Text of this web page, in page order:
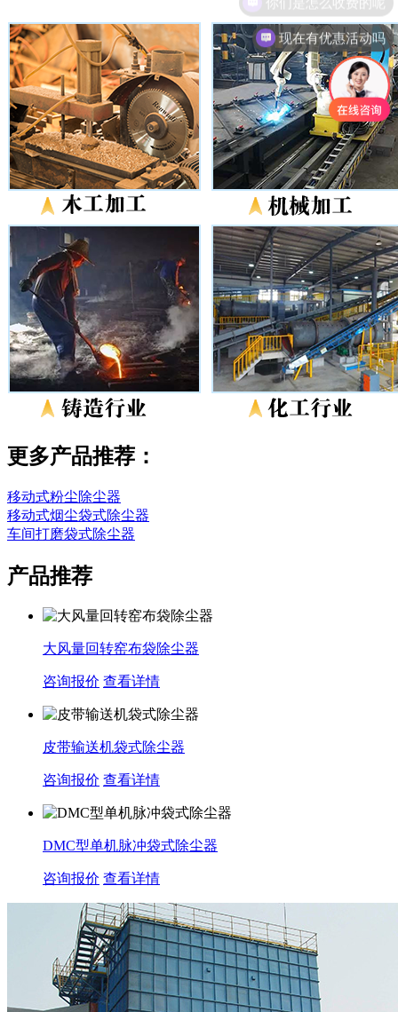
更多产品推荐：
移动式粉尘除尘器
移动式烟尘袋式除尘器
车间打磨袋式除尘器
产品推荐
大风量回转窑布袋除尘器
咨询报价 查看详情
皮带输送机袋式除尘器
咨询报价 查看详情
DMC型单机脉冲袋式除尘器
咨询报价 查看详情
现在有优惠活动吗